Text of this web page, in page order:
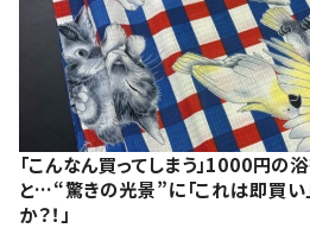
「こんなん買ってしまう」1000円の
と…“驚きの光景”に「これは即買い
か？！」